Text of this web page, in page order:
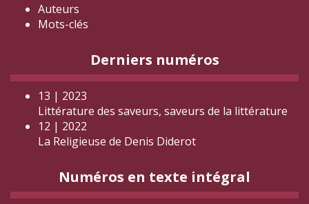
Auteurs
Mots-clés
Derniers numéros
13 | 2023
Littérature des saveurs, saveurs de la littérature
12 | 2022
La Religieuse de Denis Diderot
Numéros en texte intégral